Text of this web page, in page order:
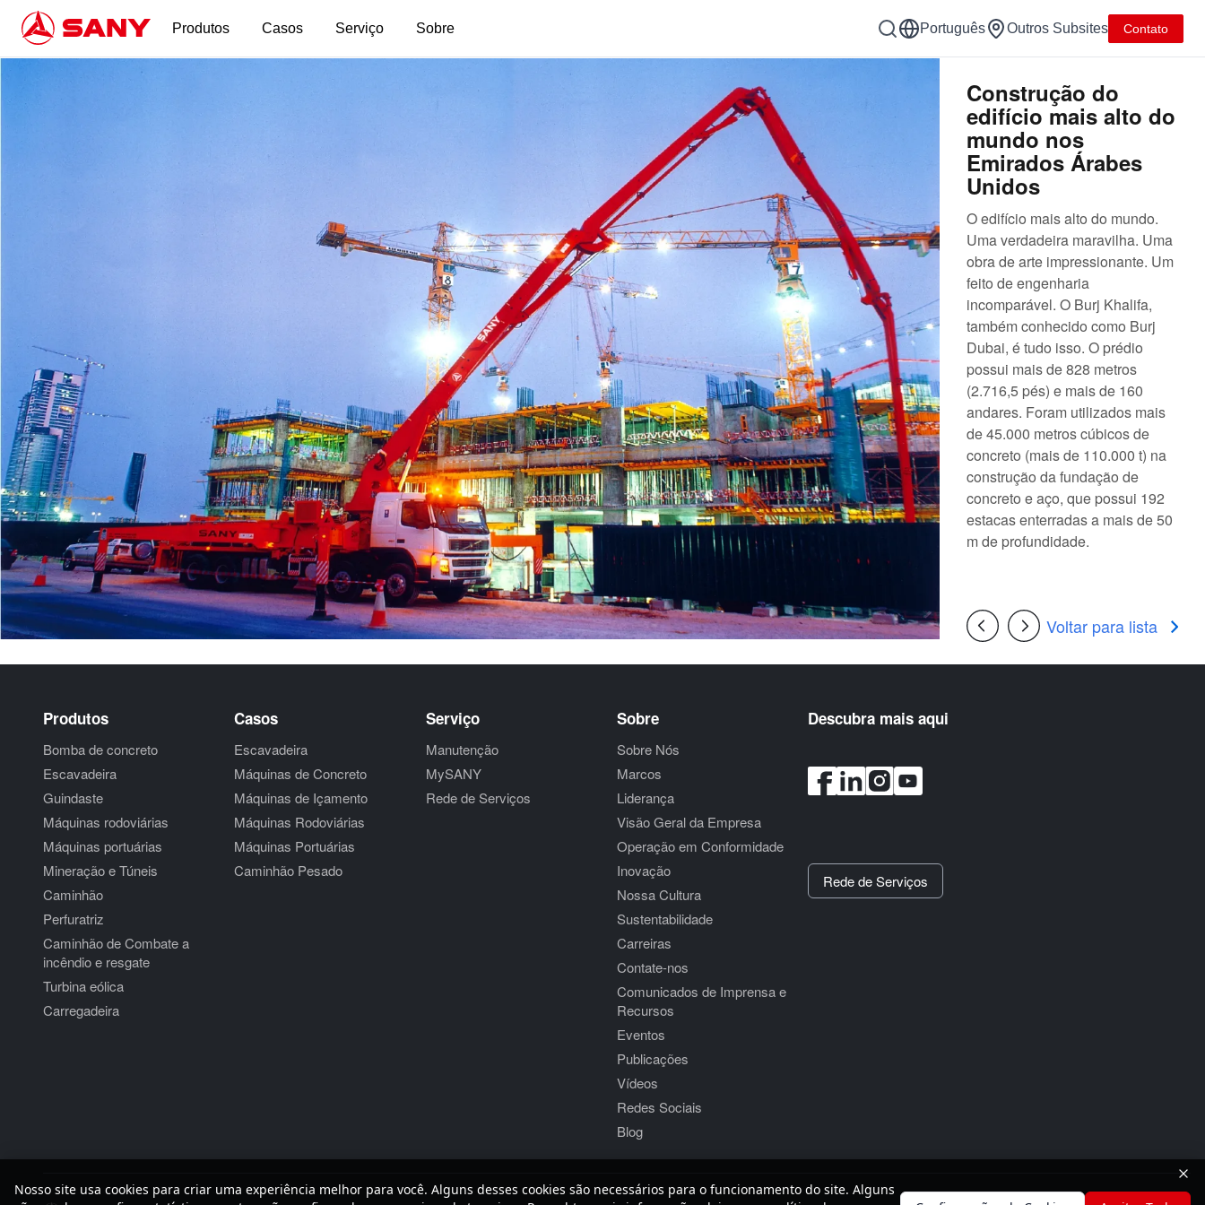
Produtos Casos Serviço Sobre Português Outros Subsites Contato
Construção do
edifício mais alto do
mundo nos
Emirados Árabes
Unidos
O edifício mais alto do mundo.
Uma verdadeira maravilha. Uma
obra de arte impressionante. Um
feito de engenharia
incomparável. O Burj Khalifa,
também conhecido como Burj
Dubai, é tudo isso. O prédio
possui mais de 828 metros
(2.716,5 pés) e mais de 160
andares. Foram utilizados mais
de 45.000 metros cúbicos de
concreto (mais de 110.000 t) na
construção da fundação de
concreto e aço, que possui 192
estacas enterradas a mais de 50
m de profundidade.
Voltar para lista
Produtos
Bomba de concreto
Escavadeira
Guindaste
Máquinas rodoviárias
Máquinas portuárias
Mineração e Túneis
Caminhão
Perfuratriz
Caminhão de Combate a
incêndio e resgate
Turbina eólica
Carregadeira
Casos
Escavadeira
Máquinas de Concreto
Máquinas de Içamento
Máquinas Rodoviárias
Máquinas Portuárias
Caminhão Pesado
Serviço
Manutenção
MySANY
Rede de Serviços
Sobre
Sobre Nós
Marcos
Liderança
Visão Geral da Empresa
Operação em Conformidade
Inovação
Nossa Cultura
Sustentabilidade
Carreiras
Contate-nos
Comunicados de Imprensa e
Recursos
Eventos
Publicações
Vídeos
Redes Sociais
Blog
Descubra mais aqui
Rede de Serviços
Nosso site usa cookies para criar uma experiência melhor para você. Alguns desses cookies são necessários para o funcionamento do site. Alguns